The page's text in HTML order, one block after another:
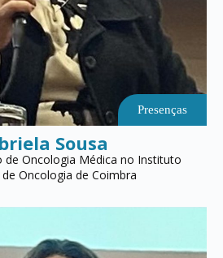
Presenças
Sousa
de Oncologia Médica no Instituto
Oncologia de Coimbra